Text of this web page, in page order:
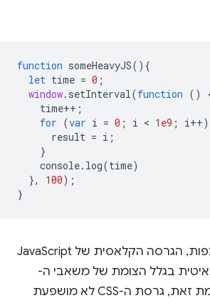
function someHeavyJS(){
let time = 0 ;
window. setInterval(function ()
time++ ;
for (var i = 0 ; i < 1e9 ; i++)
result = i ;
}
console. log(time)
},
100);
}
כפי שאפשר היה לצפות, הגרסה הקלאסית של JavaScript
בגלל הצומת של משאבי ה-
thread הראשי. לעומת זאת, גרסת ה-CSS לא מושפעת